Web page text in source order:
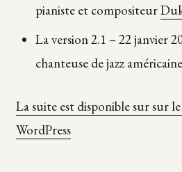
pianiste et compositeur
La version 2.1 –22 janvier
chanteuse de jazz américaine
La suite est disponible sur sur
WordPress